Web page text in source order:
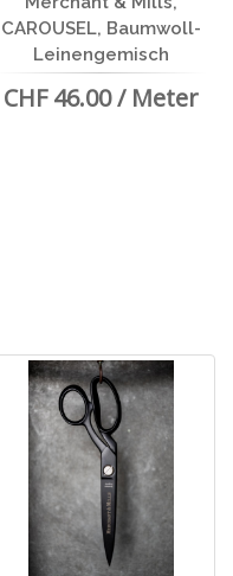
CAROUSEL, Baumwoll-
Leinengemisch
CHF 46.00 / Meter